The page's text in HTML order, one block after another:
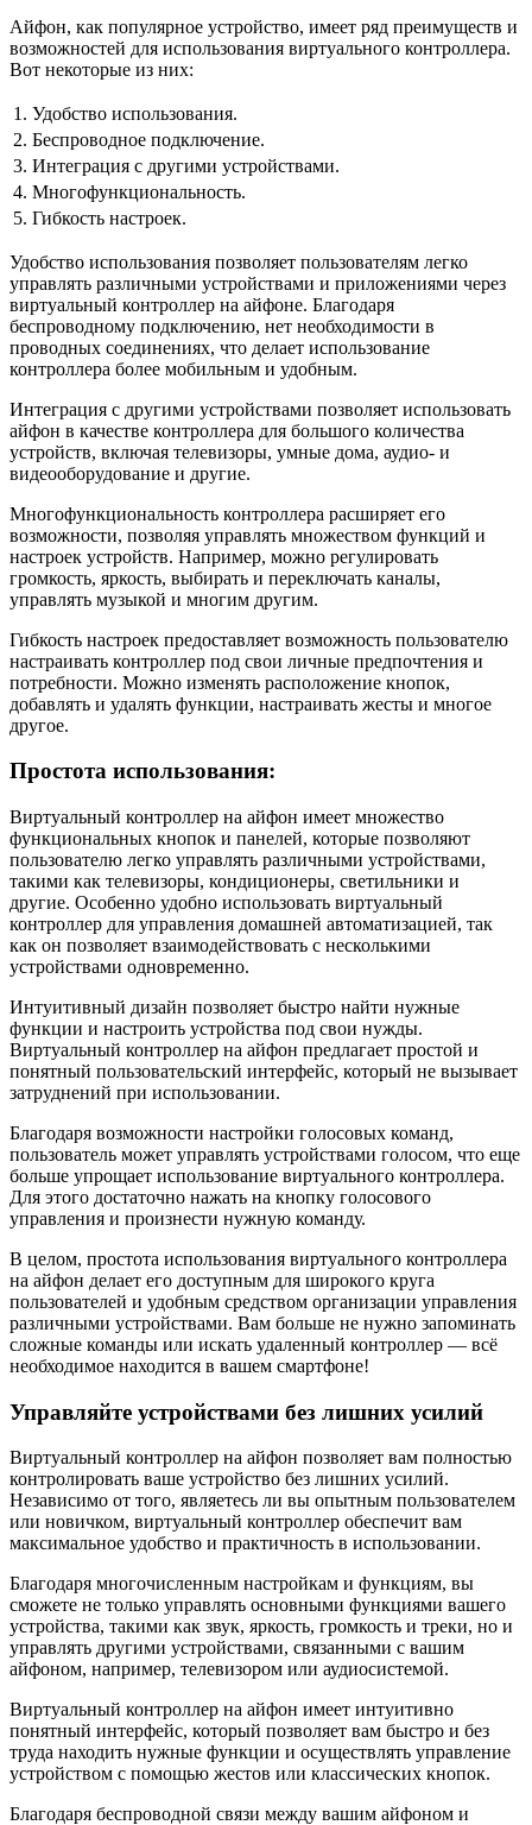
Айфон, как популярное устройство, имеет ряд преимуществ и
возможностей для использования виртуального контроллера.
Вот некоторые из них:
1. Удобство использования.
2. Беспроводное подключение.
3. Интеграция с другими устройствами.
4. Многофункциональность.
5. Гибкость настроек.
Удобство использования позволяет пользователям легко
управлять различными устройствами и приложениями через
виртуальный контроллер на айфоне. Благодаря
беспроводному подключению, нет необходимости в
проводных соединениях, что делает использование
контроллера более мобильным и удобным.
Интеграция с другими устройствами позволяет использовать
айфон в качестве контроллера для большого количества
устройств, включая телевизоры, умные дома, аудио- и
видеооборудование и другие.
Многофункциональность контроллера расширяет его
возможности, позволяя управлять множеством функций и
настроек устройств. Например, можно регулировать
громкость, яркость, выбирать и переключать каналы,
управлять музыкой и многим другим.
Гибкость настроек предоставляет возможность пользователю
настраивать контроллер под свои личные предпочтения и
потребности. Можно изменять расположение кнопок,
добавлять и удалять функции, настраивать жесты и многое
другое.
Простота использования:
Виртуальный контроллер на айфон имеет множество
функциональных кнопок и панелей, которые позволяют
пользователю легко управлять различными устройствами,
такими как телевизоры, кондиционеры, светильники и
другие. Особенно удобно использовать виртуальный
контроллер для управления домашней автоматизацией, так
как он позволяет взаимодействовать с несколькими
устройствами одновременно.
Интуитивный дизайн позволяет быстро найти нужные
функции и настроить устройства под свои нужды.
Виртуальный контроллер на айфон предлагает простой и
понятный пользовательский интерфейс, который не вызывает
затруднений при использовании.
Благодаря возможности настройки голосовых команд,
пользователь может управлять устройствами голосом, что еще
больше упрощает использование виртуального контроллера.
Для этого достаточно нажать на кнопку голосового
управления и произнести нужную команду.
В целом, простота использования виртуального контроллера
на айфон делает его доступным для широкого круга
пользователей и удобным средством организации управления
различными устройствами. Вам больше не нужно запоминать
сложные команды или искать удаленный контроллер — всё
необходимое находится в вашем смартфоне!
Управляйте устройствами без лишних усилий
Виртуальный контроллер на айфон позволяет вам полностью
контролировать ваше устройство без лишних усилий.
Независимо от того, являетесь ли вы опытным пользователем
или новичком, виртуальный контроллер обеспечит вам
максимальное удобство и практичность в использовании.
Благодаря многочисленным настройкам и функциям, вы
сможете не только управлять основными функциями вашего
устройства, такими как звук, яркость, громкость и треки, но и
управлять другими устройствами, связанными с вашим
айфоном, например, телевизором или аудиосистемой.
Виртуальный контроллер на айфон имеет интуитивно
понятный интерфейс, который позволяет вам быстро и без
труда находить нужные функции и осуществлять управление
устройством с помощью жестов или классических кнопок.
Благодаря беспроводной связи между вашим айфоном и